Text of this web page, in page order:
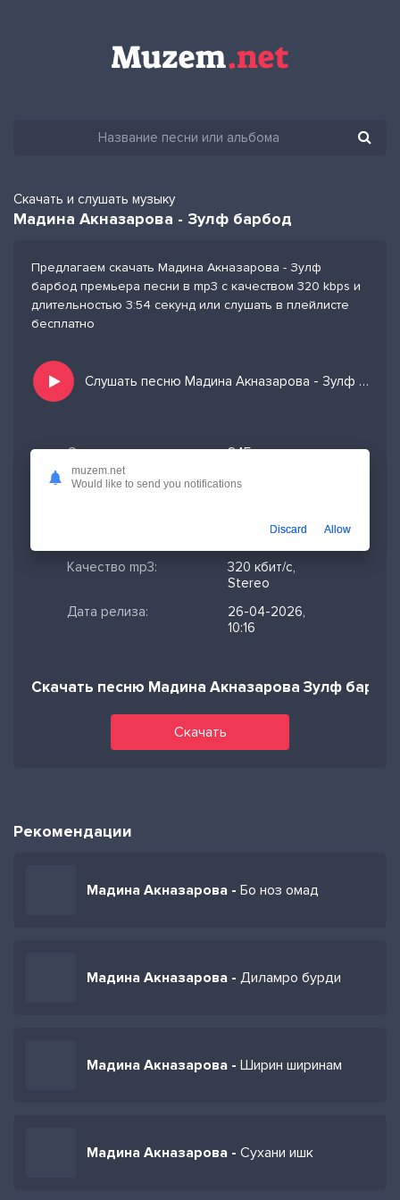
Скачать и слушать музыку
Мадина Акназарова - Зулф барбод
Предлагаем скачать Мадина Акназарова - Зулф
барбод премьера песни в mp3 с качеством 320 kbps и
длительностью 3:54 секунд или слушать в плейлисте
бесплатно
Слушать песню Мадина Акназарова - Зулф барбод и добавить в избранных
Скачано:
245
Формат:
MP3
8.93 МБ
Качество mp3:
320 кбит/с,
Stereo
Дата релиза:
26-04-2026,
10:16
Скачать песню Мадина Акназарова Зулф
Скачать
Рекомендации
Мадина Акназарова - Бо ноз омад
Мадина Акназарова - Диламро бурди
Мадина Акназарова - Ширин ширинам
Мадина Акназарова - Сухани ишк
muzem.net
Would like to send you notifications
Discard Allow